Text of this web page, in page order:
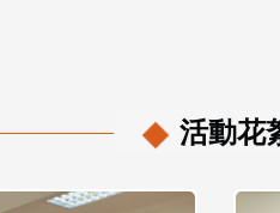
活動花